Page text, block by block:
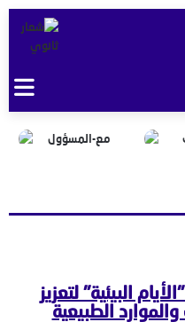
البيئية" لتعزيز
الطبيعية